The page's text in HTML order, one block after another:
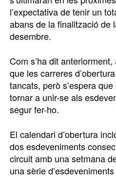
l’expectativa de tenir un
abans de la finalització de
desembre.
Com s’ha dit
que les carreres
tancats, però s’espera
tornar a unir-se als
segur fer-ho.
El calendari d’obertura
dos esdeveniments
circuit amb una setmana
una sèrie